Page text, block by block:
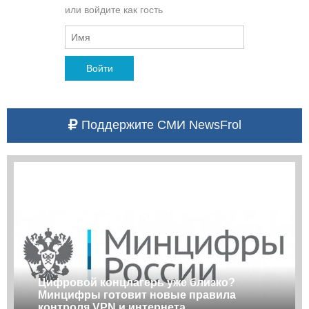
или войдите как гость
Войти
Поддержите СМИ NewsFrol
Цифровой концлагерь уже близко?
Минцифры готовит новые правила